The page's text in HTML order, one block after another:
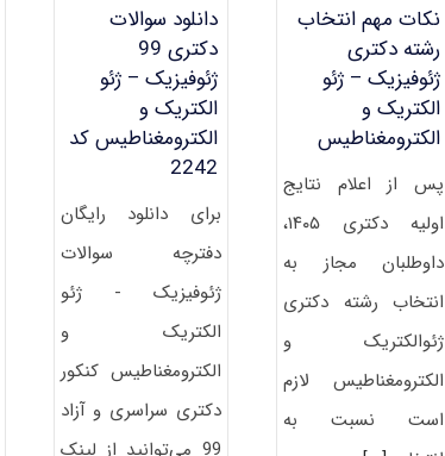
نکات مهم انتخاب
رشته دکتری
ژئوفیزیک – ژئو
الکتریک و
الکترومغناطیس
پس از اعلام نتایج
اولیه دکتری ۱۴۰۵،
داوطلبان مجاز به
انتخاب رشته دکتری
ژئوالکتریک و
الکترومغناطیس لازم
است نسبت به
دانلود سوالات
دکتری 99
ژئوفیزیک – ژئو
الکتریک و
الکترومغناطیس کد
2242
برای دانلود رایگان
دفترچه سوالات
ژئوفیزیک - ژئو
الکتریک و
الکترومغناطیس کنکور
دکتری سراسری و آزاد
99 می‌توانید از لینک